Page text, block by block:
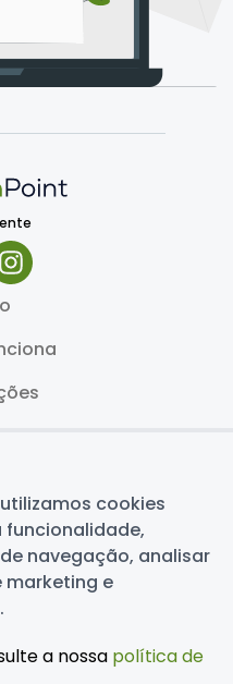
uso
cookies
funcionalidade,
navegação, analisar
marketing e
a nossa política de